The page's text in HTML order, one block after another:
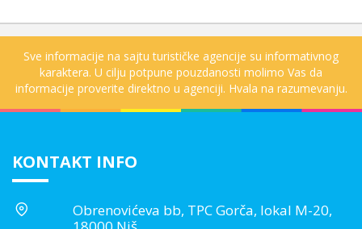
Sve informacije na sajtu turističke agencije su informativnog
karaktera. U cilju potpune pouzdanosti molimo Vas da
informacije proverite direktno u agenciji. Hvala na razumevanju.
KONTAKT INFO
Obrenovićeva bb, TPC Gorča, lokal M-20,